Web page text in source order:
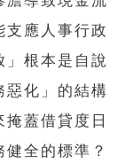
支應人事行政
」根本是自說
惡化」的結構
蓋借貸度日
全的標準？